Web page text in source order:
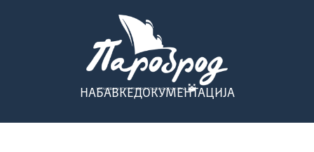
НАБАВКЕДОКУМЕНТАЦИЈА